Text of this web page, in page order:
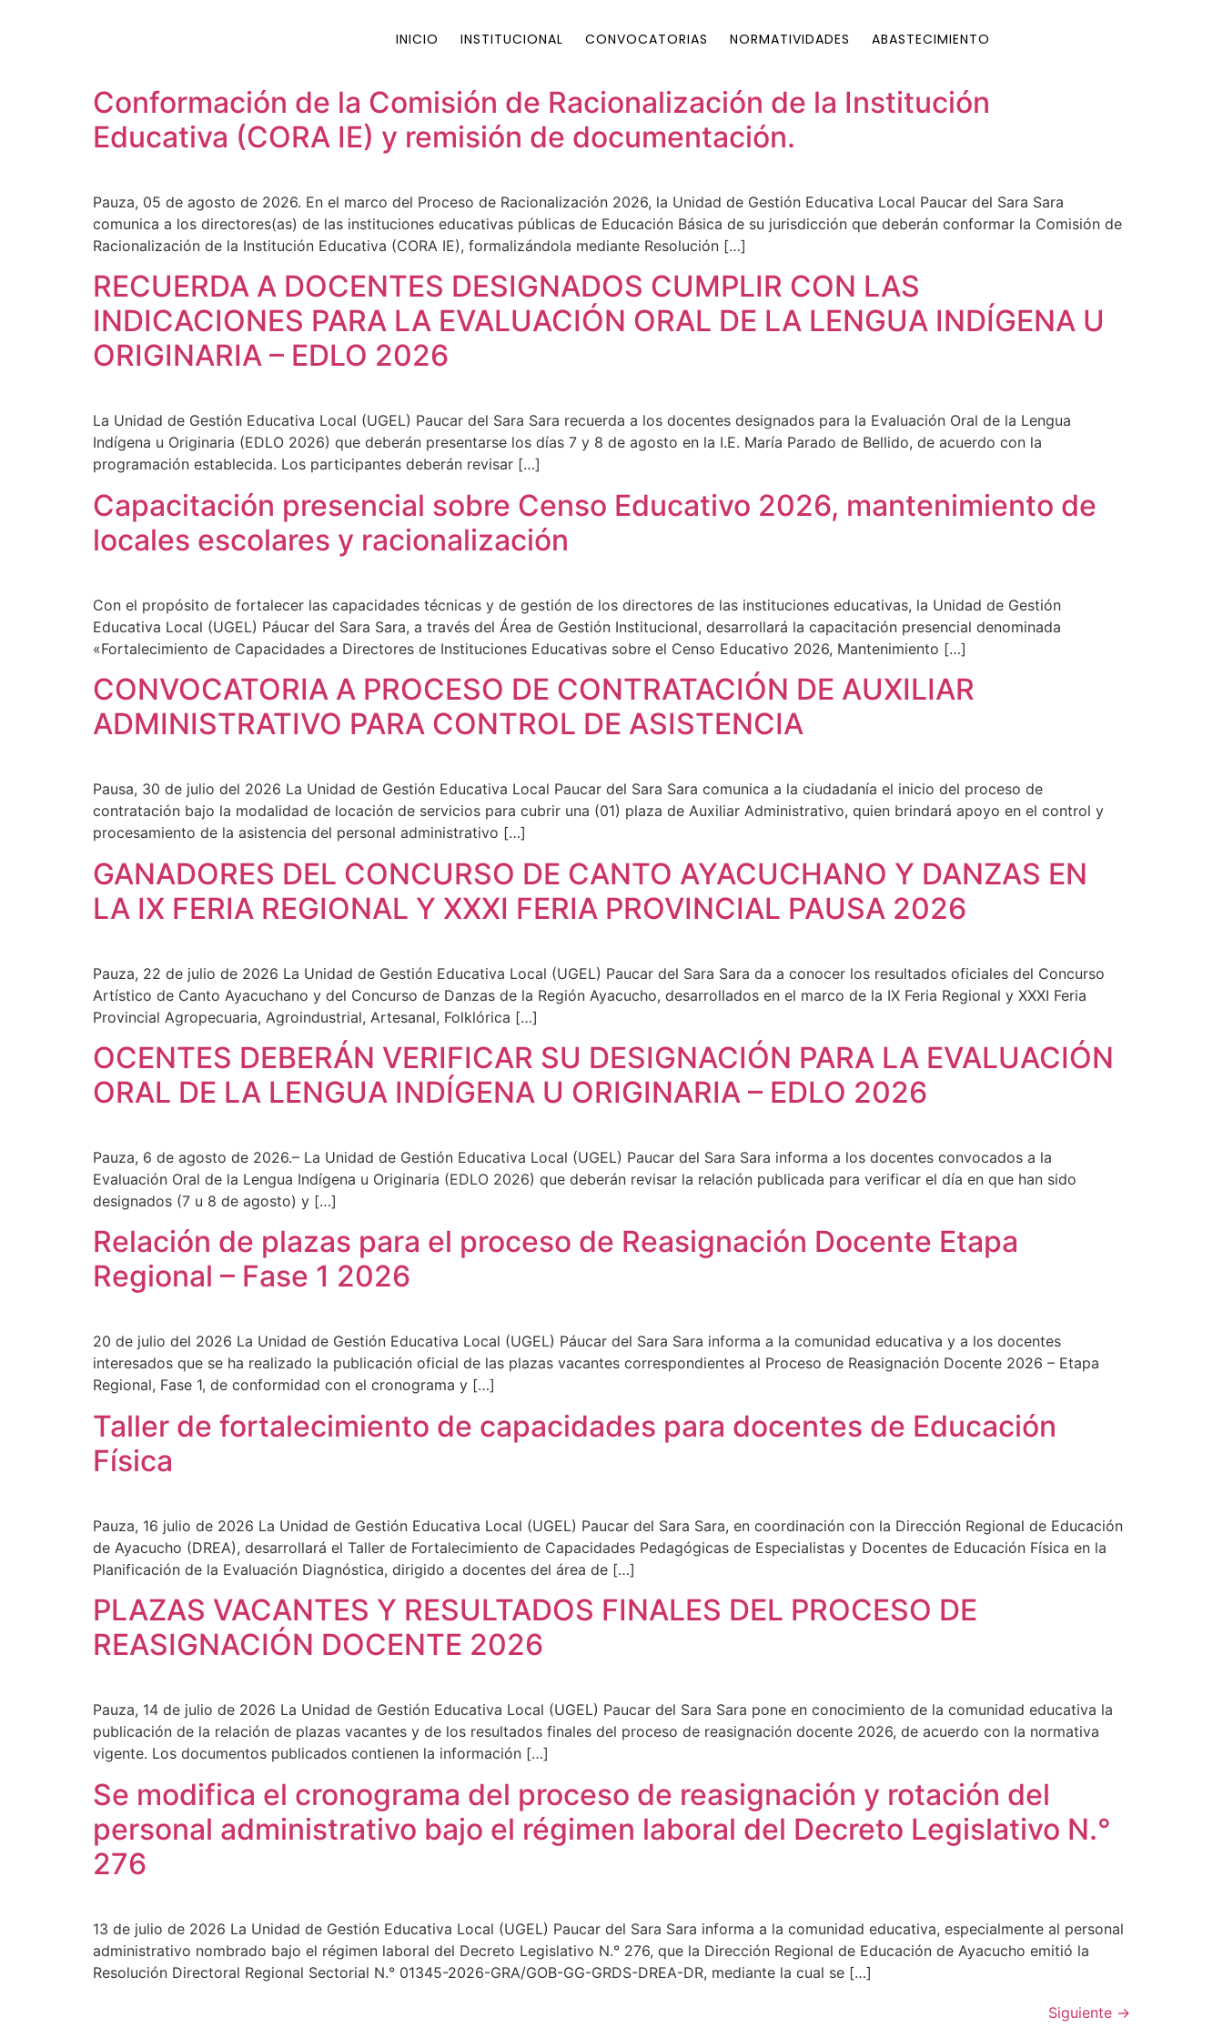
INICIO INSTITUCIONAL CONVOCATORIAS NORMATIVIDADES ABASTECIMIENTO
Conformación de la Comisión de Racionalización de la Institución
Educativa (CORA IE) y remisión de documentación.
Pauza, 05 de agosto de 2026. En el marco del Proceso de Racionalización 2026, la Unidad de Gestión Educativa Local Paucar del Sara Sara
comunica a los directores(as) de las instituciones educativas públicas de Educación Básica de su jurisdicción que deberán conformar la Comisión de
Racionalización de la Institución Educativa (CORA IE), formalizándola mediante Resolución […]
RECUERDA A DOCENTES DESIGNADOS CUMPLIR CON LAS
INDICACIONES PARA LA EVALUACIÓN ORAL DE LA LENGUA INDÍGENA U
ORIGINARIA – EDLO 2026
La Unidad de Gestión Educativa Local (UGEL) Paucar del Sara Sara recuerda a los docentes designados para la Evaluación Oral de la Lengua
Indígena u Originaria (EDLO 2026) que deberán presentarse los días 7 y 8 de agosto en la I.E. María Parado de Bellido, de acuerdo con la
programación establecida. Los participantes deberán revisar […]
Capacitación presencial sobre Censo Educativo 2026, mantenimiento de
locales escolares y racionalización
Con el propósito de fortalecer las capacidades técnicas y de gestión de los directores de las instituciones educativas, la Unidad de Gestión
Educativa Local (UGEL) Páucar del Sara Sara, a través del Área de Gestión Institucional, desarrollará la capacitación presencial denominada
«Fortalecimiento de Capacidades a Directores de Instituciones Educativas sobre el Censo Educativo 2026, Mantenimiento […]
CONVOCATORIA A PROCESO DE CONTRATACIÓN DE AUXILIAR
ADMINISTRATIVO PARA CONTROL DE ASISTENCIA
Pausa, 30 de julio del 2026 La Unidad de Gestión Educativa Local Paucar del Sara Sara comunica a la ciudadanía el inicio del proceso de
contratación bajo la modalidad de locación de servicios para cubrir una (01) plaza de Auxiliar Administrativo, quien brindará apoyo en el control y
procesamiento de la asistencia del personal administrativo […]
GANADORES DEL CONCURSO DE CANTO AYACUCHANO Y DANZAS EN
LA IX FERIA REGIONAL Y XXXI FERIA PROVINCIAL PAUSA 2026
Pauza, 22 de julio de 2026 La Unidad de Gestión Educativa Local (UGEL) Paucar del Sara Sara da a conocer los resultados oficiales del Concurso
Artístico de Canto Ayacuchano y del Concurso de Danzas de la Región Ayacucho, desarrollados en el marco de la IX Feria Regional y XXXI Feria
Provincial Agropecuaria, Agroindustrial, Artesanal, Folklórica […]
OCENTES DEBERÁN VERIFICAR SU DESIGNACIÓN PARA LA EVALUACIÓN
ORAL DE LA LENGUA INDÍGENA U ORIGINARIA – EDLO 2026
Pauza, 6 de agosto de 2026.– La Unidad de Gestión Educativa Local (UGEL) Paucar del Sara Sara informa a los docentes convocados a la
Evaluación Oral de la Lengua Indígena u Originaria (EDLO 2026) que deberán revisar la relación publicada para verificar el día en que han sido
designados (7 u 8 de agosto) y […]
Relación de plazas para el proceso de Reasignación Docente Etapa
Regional – Fase 1 2026
20 de julio del 2026 La Unidad de Gestión Educativa Local (UGEL) Páucar del Sara Sara informa a la comunidad educativa y a los docentes
interesados que se ha realizado la publicación oficial de las plazas vacantes correspondientes al Proceso de Reasignación Docente 2026 – Etapa
Regional, Fase 1, de conformidad con el cronograma y […]
Taller de fortalecimiento de capacidades para docentes de Educación
Física
Pauza, 16 julio de 2026 La Unidad de Gestión Educativa Local (UGEL) Paucar del Sara Sara, en coordinación con la Dirección Regional de Educación
de Ayacucho (DREA), desarrollará el Taller de Fortalecimiento de Capacidades Pedagógicas de Especialistas y Docentes de Educación Física en la
Planificación de la Evaluación Diagnóstica, dirigido a docentes del área de […]
PLAZAS VACANTES Y RESULTADOS FINALES DEL PROCESO DE
REASIGNACIÓN DOCENTE 2026
Pauza, 14 de julio de 2026 La Unidad de Gestión Educativa Local (UGEL) Paucar del Sara Sara pone en conocimiento de la comunidad educativa la
publicación de la relación de plazas vacantes y de los resultados finales del proceso de reasignación docente 2026, de acuerdo con la normativa
vigente. Los documentos publicados contienen la información […]
Se modifica el cronograma del proceso de reasignación y rotación del
personal administrativo bajo el régimen laboral del Decreto Legislativo N.°
276
13 de julio de 2026 La Unidad de Gestión Educativa Local (UGEL) Paucar del Sara Sara informa a la comunidad educativa, especialmente al personal
administrativo nombrado bajo el régimen laboral del Decreto Legislativo N.° 276, que la Dirección Regional de Educación de Ayacucho emitió la
Resolución Directoral Regional Sectorial N.° 01345-2026-GRA/GOB-GG-GRDS-DREA-DR, mediante la cual se […]
Siguiente →